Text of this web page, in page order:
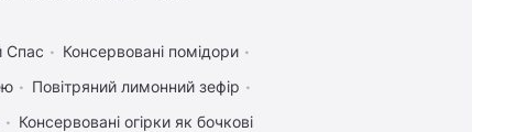
Спас
Консервовані помідори
Повітряний лимонний зефір
Консервовані огірки як бочкові